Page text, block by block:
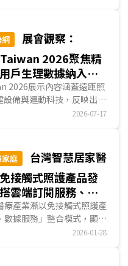
灣ICT業者相繼投入，競
驗證與通路布局。...
展會觀察：
2026聚焦精
戶生理數據納入遠
照與運動
2026展示內容涵蓋遠距照
備與運動科技，反映出用
服務。本屆業者除展示設
得TFDA、美國FDA或其
路拓展與商業模式驗證。...
2026-07-17
庭
台灣智慧居家醫
接觸式照護產品發
雲端訂閱服務、軟
月費模式
療產業漸以免接觸式照護產
據服務」整合模式，顯示
商發展硬體驅動...2026-01-28